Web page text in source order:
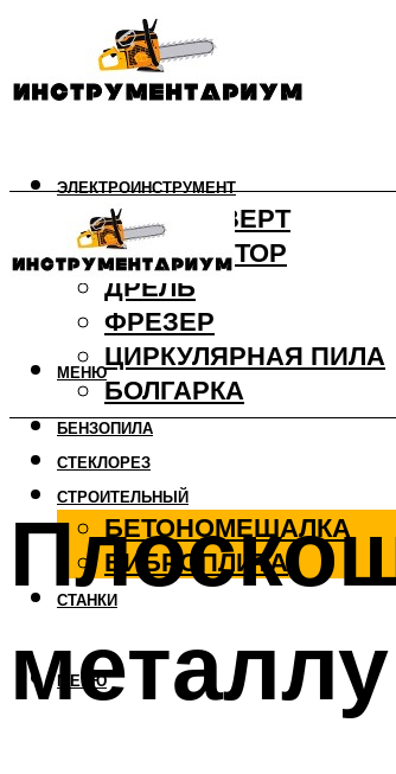
ЭЛЕКТРОИНСТРУМЕНТ
ШУРУПОВЕРТ
ПЕРФОРАТОР
ДРЕЛЬ
ФРЕЗЕР
ЦИРКУЛЯРНАЯ ПИЛА
БОЛГАРКА
БЕНЗОПИЛА
СТЕКЛОРЕЗ
СТРОИТЕЛЬНЫЙ
БЕТОНОМЕШАЛКА
ВИБРОПЛИТА
СТАНКИ
МЕНЮ
МЕНЮ
металлу